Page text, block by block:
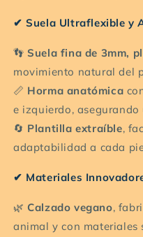
✔ Suela Ultraflexible y
👣Suela fina de 3mm,
movimiento natural del
📏 Horma anatómica
e izquierdo,
🔄 Plantilla extraíble,
adaptabilidad a cada
✔ Materiales
🌿Calzado vegano,
animal y con materiales